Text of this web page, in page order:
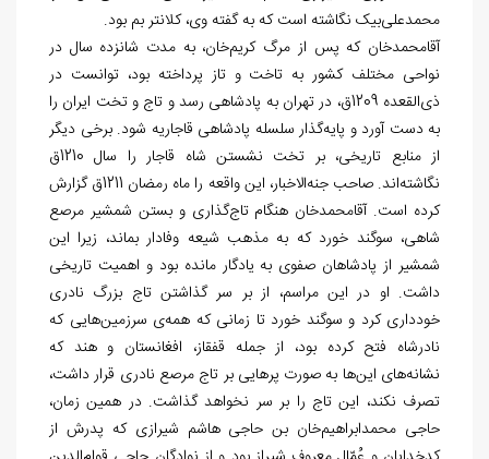
محمدعلی‌‏بیک نگاشته است که به گفته وی، کلانتر بم بود.
آقامحمدخان که پس از مرگ کریم‌‏خان، به مدت شانزده سال در
نواحی مختلف کشور به تاخت و تاز پرداخته بود، توانست در
ذی
القعده 1209ق، در تهران به پادشاهی رسد و تاج و تخت ایران را
به دست آورد و پایه‏‌گذار سلسله پادشاهی قاجاریه شود. برخی دیگر
از منابع تاریخی، بر تخت نشستن شاه قاجار را سال 1210ق
نگاشته‌‏اند. صاحب جنه‏‌الاخبار، این واقعه را ماه رمضان 1211ق گزارش
کرده است. آقامحمدخان هنگام تاج‏‌گذاری و بستن شمشیر مرصع
شاهی، سوگند خورد که به مذهب شیعه وفادار بماند، زیرا این
شمشیر از پادشاهان صفوی به یادگار مانده بود و اهمیت تاریخی
داشت. او در این مراسم، از بر سر گذاشتن تاج بزرگ نادری
خودداری کرد و سوگند خورد تا زمانی که همهی سرزمین‌‏هایی که
نادرشاه فتح کرده بود، از جمله قفقاز، افغانستان و هند که
نشانه‏‌های اینها به‏ صورت پرهایی بر تاج مرصع نادری قرار داشت،
تصرف نکند، این تاج را بر سر نخواهد گذاشت. در همین زمان،
حاجی محمدابراهیم‌‏خان بن حاجی ‏‏هاشم شیرازی که پدرش از